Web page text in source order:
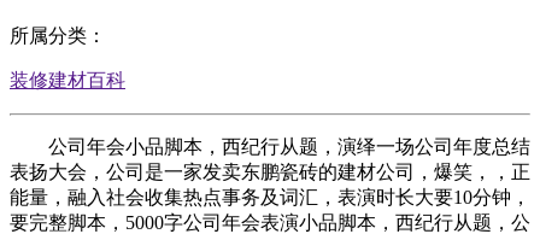
所属分类：
装修建材百科
公司年会小品脚本，西纪行从题，演绎一场公司年度总结
表扬大会，公司是一家发卖东鹏瓷砖的建材公司，爆笑，，正
能量，融入社会收集热点事务及词汇，表演时长大要10分钟，
要完整脚本，5000字公司年会表演小品脚本，西纪行从题，公